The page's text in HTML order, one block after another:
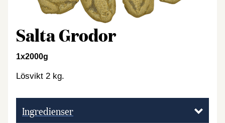
Salta Grodor
1x2000g
Lösvikt 2 kg.
Ingredienser